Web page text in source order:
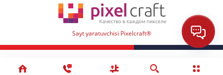
Sayt yaratuvchisi Pixelcraft®